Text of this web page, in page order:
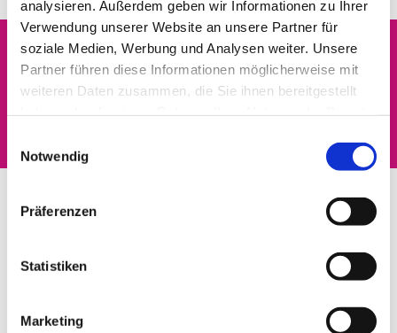
analysieren. Außerdem geben wir Informationen zu Ihrer
Verwendung unserer Website an unsere Partner für
soziale Medien, Werbung und Analysen weiter. Unsere
Partner führen diese Informationen möglicherweise mit
weiteren Daten zusammen, die Sie ihnen bereitgestellt
Notwendig
Präferenzen
Statistiken
Marketing
Dies könnte Sie auch